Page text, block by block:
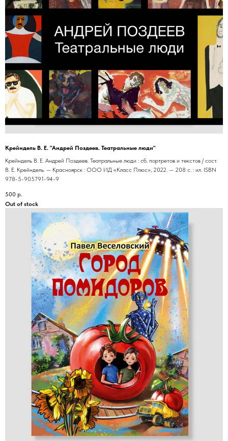
Крейндель В. Е. "Андрей Поздеев. Театральные люди"
Крейндель В. Е. Андрей Поздеев. Театральные люди : сб. портретов и текстов / сост.
В. Е. Крейндель. — Красноярск : ООО ИД «Класс Плюс», 2022. — 208 с. : ил. ISBN
978-5-905791-94-9
500 р.
Out of stock